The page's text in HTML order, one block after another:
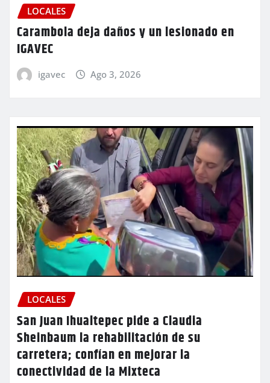
LOCALES
Carambola deja daños y un lesionado en
IGAVEC
igavec Ago 3, 2026
LOCALES
San Juan Ihualtepec pide a Claudia
Sheinbaum la rehabilitación de su
carretera; confían en mejorar la
conectividad de la Mixteca